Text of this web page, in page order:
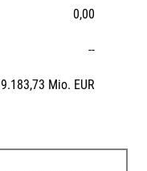
9.183,73 Mio. EUR
0,00
--